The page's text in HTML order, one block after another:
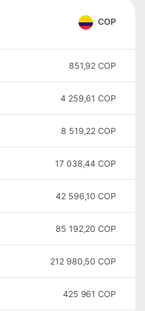
COP
851,92 COP
4 259,61 COP
8 519,22 COP
17 038,44 COP
42 596,10 COP
85 192,20 COP
212 980,50 COP
425 961 COP